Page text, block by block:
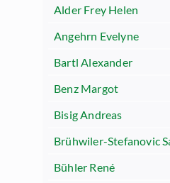
Alder Frey Helen
Angehrn Evelyne
Bartl Alexander
Benz Margot
Bisig Andreas
Brühwiler-Stefanovic
Bühler René